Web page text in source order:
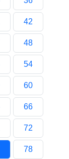
42
48
54
60
66
72
78